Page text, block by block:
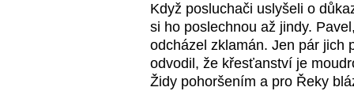
Když posluchači uslyšeli o
si ho poslechnou až jindy.
odcházel zklamán. Jen pár jich
odvodil, že křesťanství je
Židy pohoršením a pro Řeky